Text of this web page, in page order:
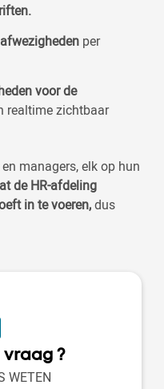
per
voor de
realtime zichtbaar
managers, elk op hun
de HR-afdeling
in te voeren,dus
vraag ?
WETEN